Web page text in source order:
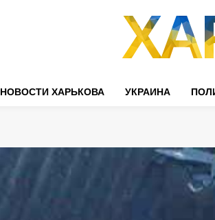
НОВОСТИ ХАРЬКОВА УКРАИНА